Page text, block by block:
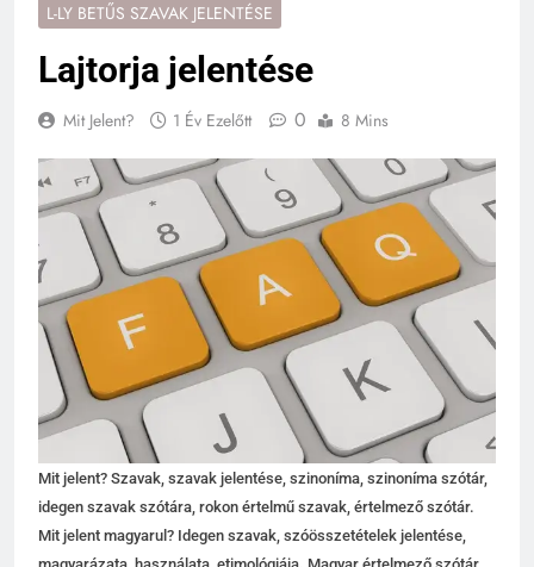
L-LY BETŰS SZAVAK JELENTÉSE
Lajtorja jelentése
Mit Jelent? 1 Év Ezelőtt 0 8 Mins
Mit jelent? Szavak, szavak jelentése, szinoníma, szinoníma szótár,
idegen szavak szótára, rokon értelmű szavak, értelmező szótár.
Mit jelent magyarul? Idegen szavak, szóösszetételek jelentése,